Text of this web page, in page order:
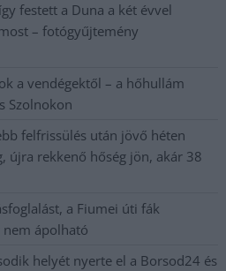
festett a Duna a két évvel
– fotógyűjtemény
a vendégektől – a hőhullám
Szolnokon
felfrissülés után jövő héten
újra rekkenő hőség jön, akár 38
a Fiumei úti fák
nem ápolható
helyét nyerte el a Borsod24 és